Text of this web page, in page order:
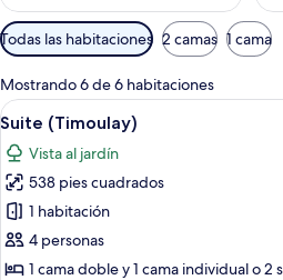
Filtros
disponibles
para
las
habitaciones
Todas las habitaciones 2 camas 1 cama
Mostrando 6 de 6 habitaciones
Abrir
todas
las
fotos
de
Suite
(Timoulay)
19
Suite (Timoulay)
Vista al jardín
538 pies cuadrados
1 habitación
4 personas
1 cama doble y 1 cama individual o 2